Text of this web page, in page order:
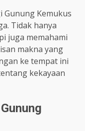
Gunung Kemukus
Tidak hanya
juga memahami
makna yang
ke tempat ini
kekayaan